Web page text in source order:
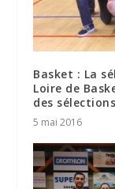
Basket : La
Loire de
des
5 mai 2016